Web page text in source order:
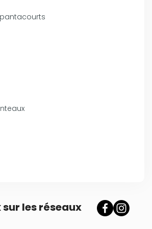
sur les réseaux